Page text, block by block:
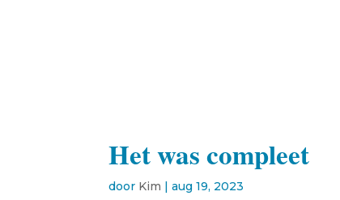
Het was compleet
door Kim |aug 19, 2023